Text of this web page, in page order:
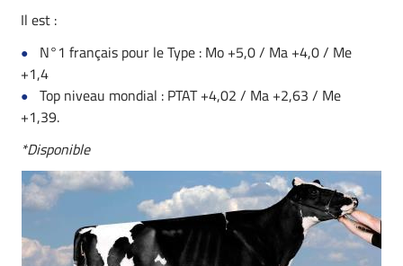
Il est :
N°1 français pour le Type : Mo +5,0 / Ma +4,0 / Me
+1,4
Top niveau mondial : PTAT +4,02 / Ma +2,63 / Me
+1,39.
*Disponible